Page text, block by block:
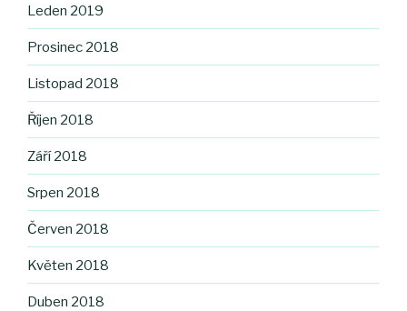
Leden 2019
Prosinec 2018
Listopad 2018
Říjen 2018
Září 2018
Srpen 2018
Červen 2018
Květen 2018
Duben 2018